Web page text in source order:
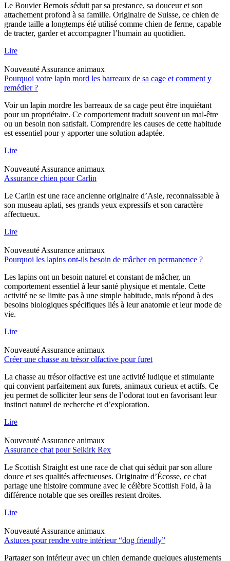
Le Bouvier Bernois séduit par sa prestance, sa douceur et son
attachement profond à sa famille. Originaire de Suisse, ce chien de
grande taille a longtemps été utilisé comme chien de ferme, capable
de tracter, garder et accompagner l’humain au quotidien.
Lire
Nouveauté Assurance animaux
Pourquoi votre lapin mord les barreaux de sa cage et comment y
remédier ?
Voir un lapin mordre les barreaux de sa cage peut être inquiétant
pour un propriétaire. Ce comportement traduit souvent un mal-être
ou un besoin non satisfait. Comprendre les causes de cette habitude
est essentiel pour y apporter une solution adaptée.
Lire
Nouveauté Assurance animaux
Assurance chien pour Carlin
Le Carlin est une race ancienne originaire d’Asie, reconnaissable à
son museau aplati, ses grands yeux expressifs et son caractère
affectueux.
Lire
Nouveauté Assurance animaux
Pourquoi les lapins ont-ils besoin de mâcher en permanence ?
Les lapins ont un besoin naturel et constant de mâcher, un
comportement essentiel à leur santé physique et mentale. Cette
activité ne se limite pas à une simple habitude, mais répond à des
besoins biologiques spécifiques liés à leur anatomie et leur mode de
vie.
Lire
Nouveauté Assurance animaux
Créer une chasse au trésor olfactive pour furet
La chasse au trésor olfactive est une activité ludique et stimulante
qui convient parfaitement aux furets, animaux curieux et actifs. Ce
jeu permet de solliciter leur sens de l’odorat tout en favorisant leur
instinct naturel de recherche et d’exploration.
Lire
Nouveauté Assurance animaux
Assurance chat pour Selkirk Rex
Le Scottish Straight est une race de chat qui séduit par son allure
douce et ses qualités affectueuses. Originaire d’Écosse, ce chat
partage une histoire commune avec le célèbre Scottish Fold, à la
différence notable que ses oreilles restent droites.
Lire
Nouveauté Assurance animaux
Astuces pour rendre votre intérieur “dog friendly”
Partager son intérieur avec un chien demande quelques ajustements